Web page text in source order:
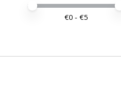
Preis – Mindestwert
Price maximum value
€0 - €5